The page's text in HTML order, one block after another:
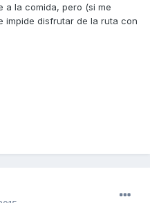
a la comida, pero (si me
impide disfrutar de la ruta con